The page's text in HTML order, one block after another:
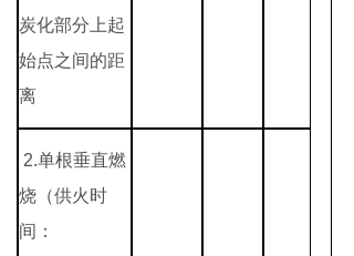
炭化部分上起
始点之间的距
离
2.单根垂直燃
烧（供火时
间：